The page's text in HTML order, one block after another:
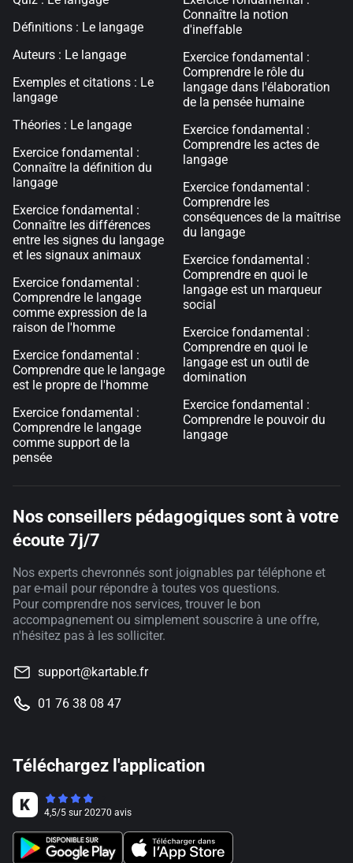
Définitions : Le langage
Auteurs : Le langage
Exemples et citations : Le
langage
Théories : Le langage
Exercice fondamental :
Connaître la définition du
langage
Exercice fondamental :
Connaître les différences
entre les signes du langage
et les signaux animaux
Exercice fondamental :
Comprendre le langage
comme expression de la
raison de l'homme
Exercice fondamental :
Comprendre que le langage
est le propre de l'homme
Exercice fondamental :
Comprendre le langage
comme support de la
pensée
Connaître la notion
d'ineffable
Exercice fondamental :
Comprendre le rôle du
langage dans l'élaboration
de la pensée humaine
Exercice fondamental :
Comprendre les actes de
langage
Exercice fondamental :
Comprendre les
conséquences de la maîtrise
du langage
Exercice fondamental :
Comprendre en quoi le
langage est un marqueur
social
Exercice fondamental :
Comprendre en quoi le
langage est un outil de
domination
Exercice fondamental :
Comprendre le pouvoir du
langage
Nos conseillers pédagogiques sont à votre
écoute 7j/7
Nos experts chevronnés sont joignables par téléphone et
par e-mail pour répondre à toutes vos questions.
Pour comprendre nos services, trouver le bon
accompagnement ou simplement souscrire à une offre,
n'hésitez pas à les solliciter.
support@kartable.fr
01 76 38 08 47
Téléchargez l'application
4,5/5 sur 20270 avis